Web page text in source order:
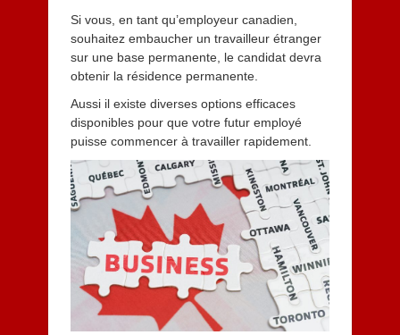
Si vous, en tant qu’employeur canadien,
souhaitez embaucher un travailleur étranger
sur une base permanente, le candidat devra
obtenir la résidence permanente.
Aussi il existe diverses options efficaces
disponibles pour que votre futur employé
puisse commencer à travailler rapidement.